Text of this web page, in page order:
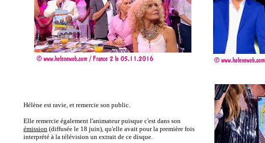
Hélène est ravie, et remercie son public.
Elle remercie également l'animateur puisque c'est dans son
émission (diffusée le 18 juin), qu'elle avait pour la première fois
interprété à la télévision un extrait de ce disque.